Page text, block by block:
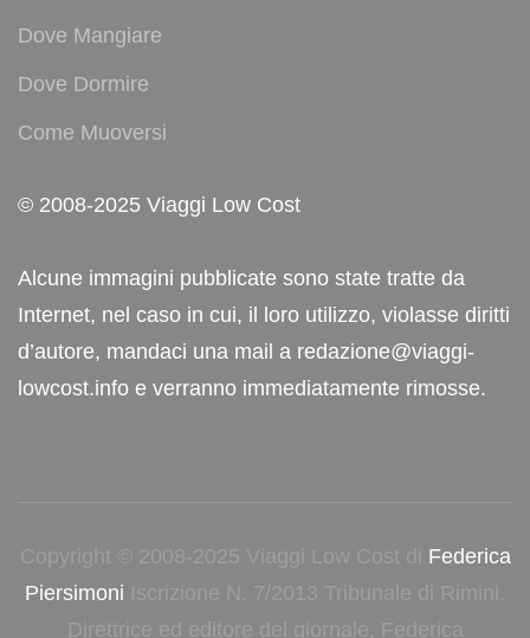
Dove Mangiare
Dove Dormire
Come Muoversi
© 2008-2025 Viaggi Low Cost
Alcune immagini pubblicate sono state tratte da
Internet, nel caso in cui, il loro utilizzo, violasse diritti
d’autore, mandaci una mail a redazione@viaggi-
lowcost.info e verranno immediatamente rimosse.
Copyright © 2008-2025 Viaggi Low Cost di Federica
Piersimoni Iscrizione N. 7/2013 Tribunale di Rimini.
Direttrice ed editore del giornale, Federica